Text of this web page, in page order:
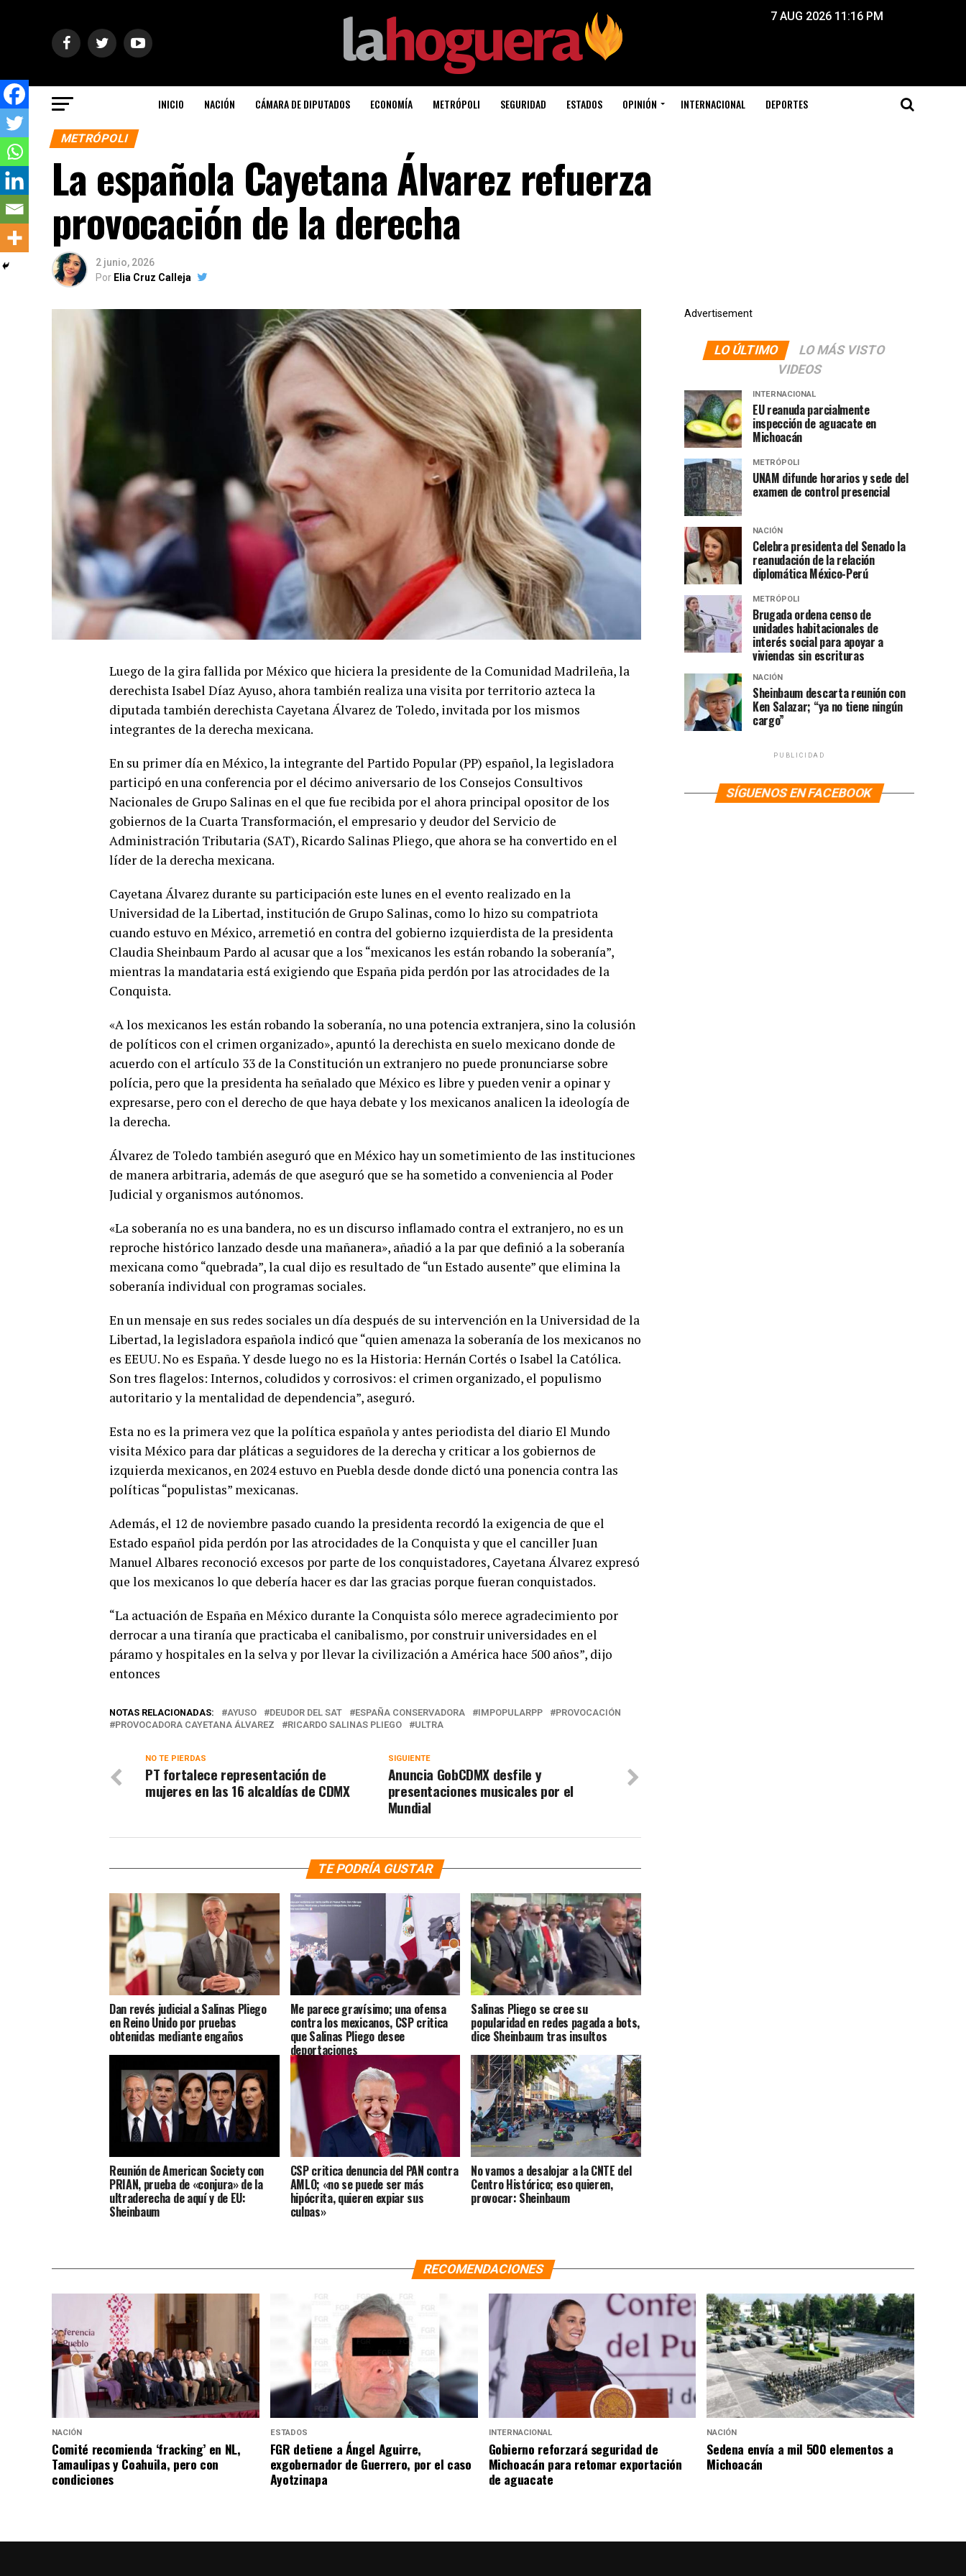
7 AUG 2026 11:16 PM
INICIO NACIÓN CÁMARA DE DIPUTADOS ECONOMÍA METRÓPOLI SEGURIDAD ESTADOS OPINIÓN INTERNACIONAL DEPORTES
METRÓPOLI
La española Cayetana Álvarez refuerza
provocación de la derecha
2 junio, 2026
Por Elia Cruz Calleja
Luego de la gira fallida por México que hiciera la presidente de la Comunidad Madrileña, la
derechista Isabel Díaz Ayuso, ahora también realiza una visita por territorio azteca la
diputada también derechista Cayetana Álvarez de Toledo, invitada por los mismos
integrantes de la derecha mexicana.
En su primer día en México, la integrante del Partido Popular (PP) español, la legisladora
participó en una conferencia por el décimo aniversario de los Consejos Consultivos
Nacionales de Grupo Salinas en el que fue recibida por el ahora principal opositor de los
gobiernos de la Cuarta Transformación, el empresario y deudor del Servicio de
Administración Tributaria (SAT), Ricardo Salinas Pliego, que ahora se ha convertido en el
líder de la derecha mexicana.
Cayetana Álvarez durante su participación este lunes en el evento realizado en la
Universidad de la Libertad, institución de Grupo Salinas, como lo hizo su compatriota
cuando estuvo en México, arremetió en contra del gobierno izquierdista de la presidenta
Claudia Sheinbaum Pardo al acusar que a los “mexicanos les están robando la soberanía”,
mientras la mandataria está exigiendo que España pida perdón por las atrocidades de la
Conquista.
«A los mexicanos les están robando la soberanía, no una potencia extranjera, sino la colusión
de políticos con el crimen organizado», apuntó la derechista en suelo mexicano donde de
acuerdo con el artículo 33 de la Constitución un extranjero no puede pronunciarse sobre
polícia, pero que la presidenta ha señalado que México es libre y pueden venir a opinar y
expresarse, pero con el derecho de que haya debate y los mexicanos analicen la ideología de
la derecha.
Álvarez de Toledo también aseguró que en México hay un sometimiento de las instituciones
de manera arbitraria, además de que aseguró que se ha sometido a conveniencia al Poder
Judicial y organismos autónomos.
«La soberanía no es una bandera, no es un discurso inflamado contra el extranjero, no es un
reproche histórico lanzado desde una mañanera», añadió a la par que definió a la soberanía
mexicana como “quebrada”, la cual dijo es resultado de “un Estado ausente” que elimina la
soberanía individual con programas sociales.
En un mensaje en sus redes sociales un día después de su intervención en la Universidad de la
Libertad, la legisladora española indicó que “quien amenaza la soberanía de los mexicanos no
es EEUU. No es España. Y desde luego no es la Historia: Hernán Cortés o Isabel la Católica.
Son tres flagelos: Internos, coludidos y corrosivos: el crimen organizado, el populismo
autoritario y la mentalidad de dependencia”, aseguró.
Esta no es la primera vez que la política española y antes periodista del diario El Mundo
visita México para dar pláticas a seguidores de la derecha y criticar a los gobiernos de
izquierda mexicanos, en 2024 estuvo en Puebla desde donde dictó una ponencia contra las
políticas “populistas” mexicanas.
Además, el 12 de noviembre pasado cuando la presidenta recordó la exigencia de que el
Estado español pida perdón por las atrocidades de la Conquista y que el canciller Juan
Manuel Albares reconoció excesos por parte de los conquistadores, Cayetana Álvarez expresó
que los mexicanos lo que debería hacer es dar las gracias porque fueran conquistados.
“La actuación de España en México durante la Conquista sólo merece agradecimiento por
derrocar a una tiranía que practicaba el canibalismo, por construir universidades en el
páramo y hospitales en la selva y por llevar la civilización a América hace 500 años”, dijo
entonces
NOTAS RELACIONADAS: AYUSO DEUDOR DEL SAT ESPAÑA CONSERVADORA IMPOPULARPP
PROVOCACIÓN
PROVOCADORA CAYETANA ÁLVAREZ
RICARDO SALINAS PLIEGO ULTRA
SIGUIENTE
Anuncia GobCDMX desfile y
presentaciones musicales por el
Mundial
NO TE PIERDAS
PT fortalece representación de
mujeres en las 16 alcaldías de CDMX
TE PODRÍA GUSTAR
Dan revés judicial a Salinas Pliego
en Reino Unido por pruebas
obtenidas mediante engaños
Me parece gravísimo; una ofensa
contra los mexicanos, CSP critica
que Salinas Pliego desee
deportaciones
Salinas Pliego se cree su
popularidad en redes pagada a bots,
dice Sheinbaum tras insultos
Reunión de American Society con
PRIAN, prueba de «conjura» de la
ultraderecha de aquí y de EU:
Sheinbaum
CSP critica denuncia del PAN contra
AMLO; «no se puede ser más
hipócrita, quieren expiar sus
culpas»
No vamos a desalojar a la CNTE del
Centro Histórico; eso quieren,
provocar: Sheinbaum
Advertisement
LO ÚLTIMO
LO MÁS VISTO
VIDEOS
INTERNACIONAL
EU reanuda parcialmente
inspección de aguacate en
Michoacán
METRÓPOLI
UNAM difunde horarios y sede del
examen de control presencial
NACIÓN
Celebra presidenta del Senado la
reanudación de la relación
diplomática México-Perú
METRÓPOLI
Brugada ordena censo de
unidades habitacionales de
interés social para apoyar a
viviendas sin escrituras
NACIÓN
Sheinbaum descarta reunión con
Ken Salazar; “ya no tiene ningún
cargo”
PUBLICIDAD
SÍGUENOS EN FACEBOOK
RECOMENDACIONES
NACIÓN
Comité recomienda ‘fracking’ en NL,
Tamaulipas y Coahuila, pero con
condiciones
ESTADOS
FGR detiene a Ángel Aguirre,
exgobernador de Guerrero, por el caso
Ayotzinapa
INTERNACIONAL
Gobierno reforzará seguridad de
Michoacán para retomar exportación
de aguacate
NACIÓN
Sedena envía a mil 500 elementos a
Michoacán